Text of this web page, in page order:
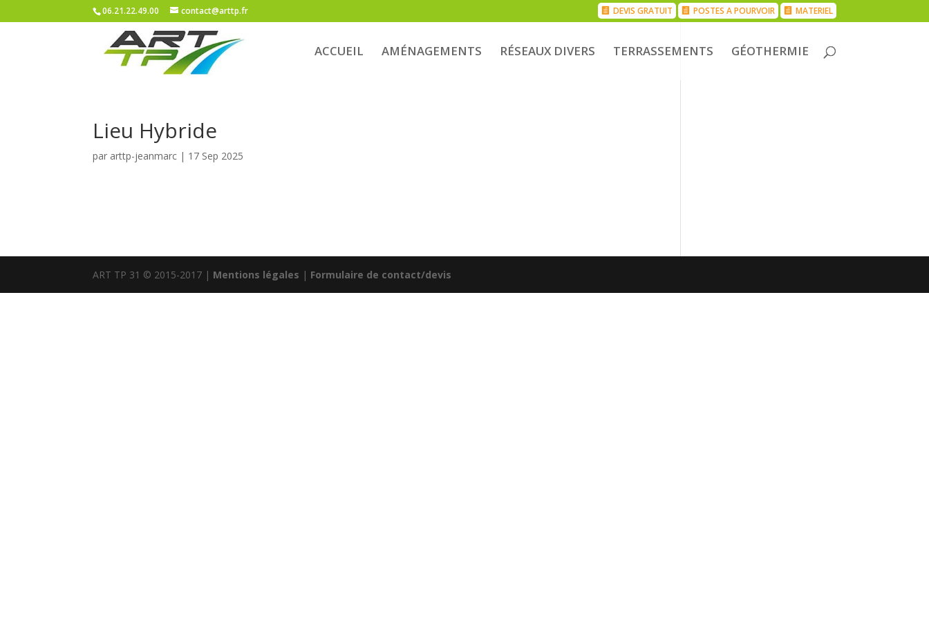
06.21.22.49.00 contact@arttp.fr DEVIS GRATUIT POSTES A POURVOIR MATERIEL
ACCUEIL AMÉNAGEMENTS RÉSEAUX DIVERS TERRASSEMENTS GÉOTHERMIE
Lieu Hybride
par arttp-jeanmarc | 17 Sep 2025
ART TP 31 © 2015-2017 | Mentions légales | Formulaire de contact/devis